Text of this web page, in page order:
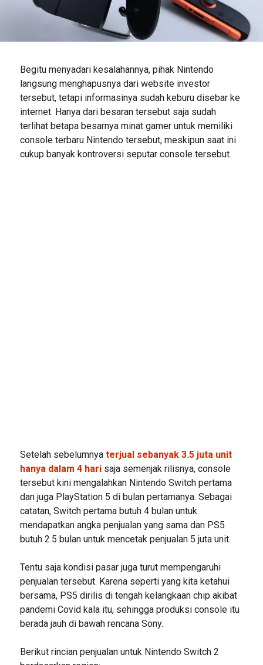
Begitu menyadari kesalahannya, pihak Nintendo
langsung menghapusnya dari website investor
tersebut, tetapi informasinya sudah keburu disebar ke
internet. Hanya dari besaran tersebut saja sudah
terlihat betapa besarnya minat gamer untuk memiliki
console terbaru Nintendo tersebut, meskipun saat ini
cukup banyak kontroversi seputar console tersebut.
Setelah sebelumnya terjual sebanyak 3.5 juta unit
hanya dalam 4 harisaja semenjak rilisnya, console
tersebut kini mengalahkan Nintendo Switch pertama
dan juga PlayStation 5 di bulan pertamanya. Sebagai
catatan, Switch pertama butuh 4 bulan untuk
mendapatkan angka penjualan yang sama dan PS5
butuh 2.5 bulan untuk mencetak penjualan 5 juta unit.
Tentu saja kondisi pasar juga turut mempengaruhi
penjualan tersebut. Karena seperti yang kita ketahui
bersama, PS5 dirilis di tengah kelangkaan chip akibat
pandemi Covid kala itu, sehingga produksi console itu
berada jauh di bawah rencana Sony.
Berikut rincian penjualan untuk Nintendo Switch 2